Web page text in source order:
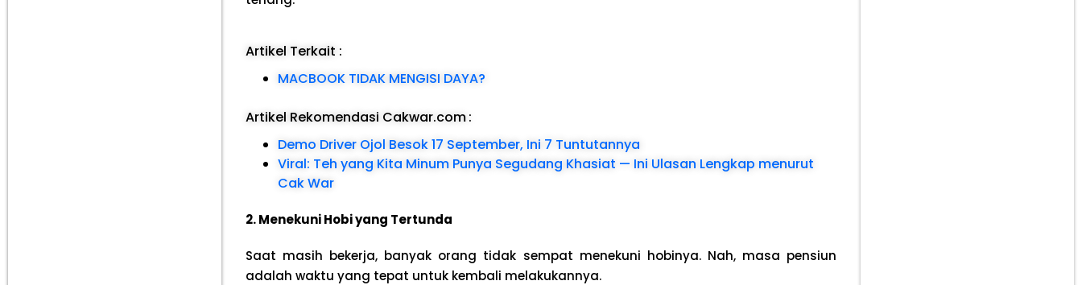
Artikel Terkait :
MACBOOK TIDAK MENGISI DAYA?
Artikel Rekomendasi Cakwar.com:
Demo Driver Ojol Besok 17 September, Ini 7 Tuntutannya
Viral: Teh yang Kita Minum Punya Segudang Khasiat — Ini Ulasan Lengkap menurut
Cak War
2. Menekuni Hobi yang Tertunda
Saat masih bekerja, banyak orang tidak sempat menekuni hobinya. Nah, masa pensiun
adalah waktu yang tepat untuk kembali melakukannya.